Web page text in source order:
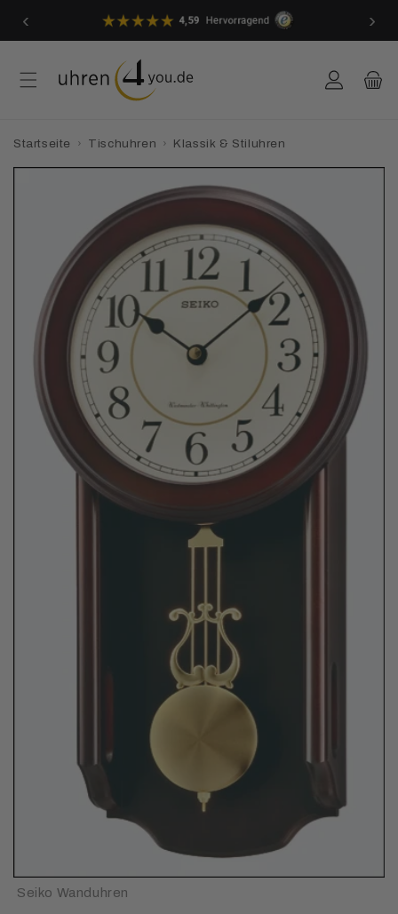
zum
Inhalt
‹ ›
Einloggen
Startseite › Tischuhren › Klassik & Stiluhren
Seiko Wanduhren